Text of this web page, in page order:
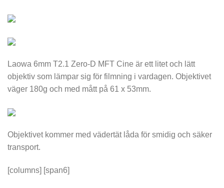
Laowa 6mm T2.1 Zero-D MFT Cine är ett litet och lätt
objektiv som lämpar sig för filmning i vardagen. Objektivet
väger 180g och med mått på 61 x 53mm.
Objektivet kommer med vädertät låda för smidig och säker
transport.
[columns] [span6]